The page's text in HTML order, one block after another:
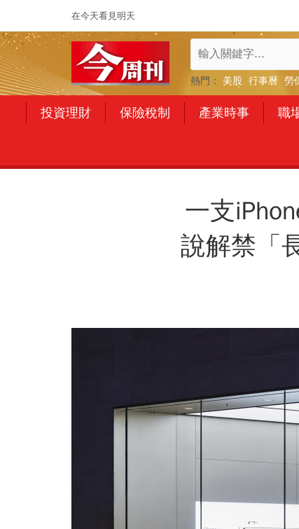
在今天看見明天
熱門： 美股 行事曆 勞
投資理財 保險稅制 產業時事 職
一支
說解禁「